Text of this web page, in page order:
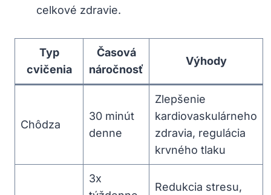
celkové zdravie.
Typ
cvičenia
Časová
náročnosť
Výhody
Chôdza
30 minút
denne
Zlepšenie
kardiovaskulárneho
zdravia, regulácia
krvného⁢ tlaku
3x
Redukcia stresu,